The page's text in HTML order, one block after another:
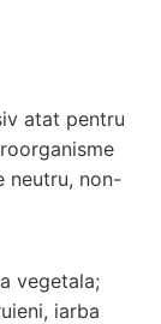
atat pentru
neutru, non-
vegetala;
iarba